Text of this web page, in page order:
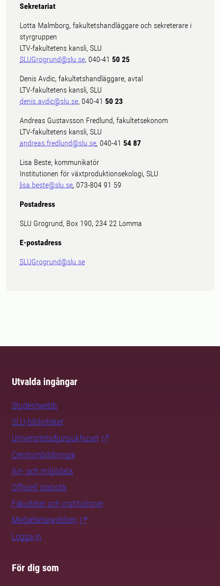
Sekretariat
Lotta Malmborg, fakultetshandläggare och sekreterare i
styrgruppen
LTV-fakultetens kansli, SLU
SLUGrogrund@slu.se, 040-41 50 25
Denis Avdic, fakultetshandläggare, avtal
LTV-fakultetens kansli, SLU
denis.avdic@slu.se, 040-41 50 23
Andreas Gustavsson Fredlund, fakultetsekonom
LTV-fakultetens kansli, SLU
andreas.fredlund@slu.se, 040-41 54 87
Lisa Beste, kommunikatör
Institutionen för växtproduktionsekologi, SLU
lisa.beste@slu.se, 073-804 91 59
Postadress
SLU Grogrund, Box 190, 234 22 Lomma
E-postadress
SLUGrogrund@slu.se
Utvalda ingångar
Studentwebb
SLU-biblioteket
Universitetsdjursjukhuset
Centrumbildningar
Art- och miljödata
Officiell statistik
Fakulteter och institutioner
Medarbetarwebben
Logga in
För dig som